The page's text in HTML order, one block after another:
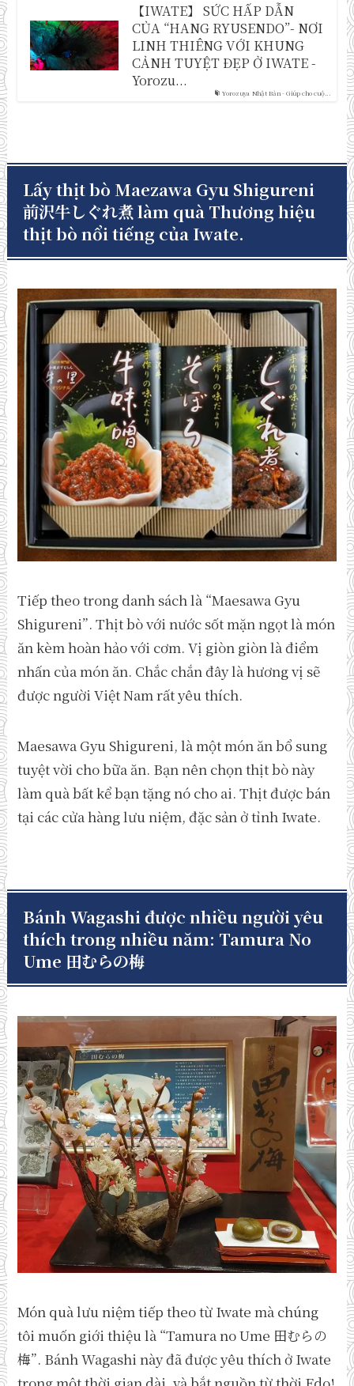
Yorozuya Nhật Bản - Giúp cho cuộ...
【IWATE】 SỨC HẤP DẪN
CỦA “HANG RYUSENDO”- NƠI
LINH THIÊNG VỚI KHUNG
CẢNH TUYỆT ĐẸP Ở IWATE -
Yorozu...
Lấy thịt bò Maezawa Gyu Shigureni
前沢牛しぐれ煮 làm quà Thương hiệu
thịt bò nổi tiếng của Iwate.
Tiếp theo trong danh sách là “Maesawa Gyu
Shigureni”. Thịt bò với nước sốt mặn ngọt là món
ăn kèm hoàn hảo với cơm. Vị giòn giòn là điểm
nhấn của món ăn. Chắc chắn đây là hương vị sẽ
được người Việt Nam rất yêu thích.
Maesawa Gyu Shigureni, là một món ăn bổ sung
tuyệt vời cho bữa ăn. Bạn nên chọn thịt bò này
làm quà bất kể bạn tặng nó cho ai. Thịt được bán
tại các cửa hàng lưu niệm, đặc sản ở tỉnh Iwate.
Bánh Wagashi được nhiều người yêu
thích trong nhiều năm: Tamura No
Ume 田むらの梅
Món quà lưu niệm tiếp theo từ Iwate mà chúng
tôi muốn giới thiệu là “Tamura no Ume 田むらの
梅”. Bánh Wagashi này đã được yêu thích ở Iwate